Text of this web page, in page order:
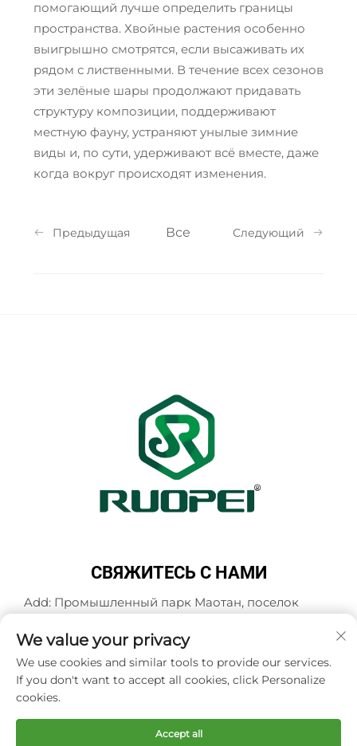
помогающий лучше определить границы
пространства. Хвойные растения особенно
выигрышно смотрятся, если высаживать их
рядом с лиственными. В течение всех сезонов
эти зелёные шары продолжают придавать
структуру композиции, поддерживают
местную фауну, устраняют унылые зимние
виды и, по сути, удерживают всё вместе, даже
когда вокруг происходят изменения.
Предыдущая Все Следующий
СВЯЖИТЕСЬ С НАМИ
Add: Промышленный парк Маотан, поселок
провинция Чжэцзян, Китай
Тел.:+86-18503033545
Электронная почта:[email protected]
Авторское право © Zhejiang Ruopei Crafts Co., Ltd -
We value your privacy
We use cookies and similar tools to provide our services.
If you don't want to accept all cookies, click Personalize
cookies.
Accept all